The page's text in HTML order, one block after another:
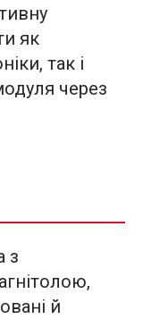
як
так і
через
з
й